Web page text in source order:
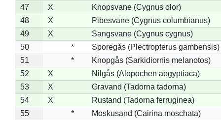
47
X
Knopsvane (Cygnus olor)
48
X
Pibesvane (Cygnus columbianus)
49
X
Sangsvane (Cygnus cygnus)
50
*
Sporegås (Plectropterus gambensis)
51
*
Knopgås (Sarkidiornis melanotos)
52
X
Nilgås (Alopochen aegyptiaca)
53
X
Gravand (Tadorna tadorna)
54
X
Rustand (Tadorna ferruginea)
55
*
Moskusand (Cairina moschata)